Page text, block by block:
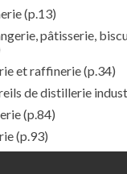
(p.13)
pâtisserie,
et raffinerie(p.34)
de distillerie
(p.84)
(p.93)